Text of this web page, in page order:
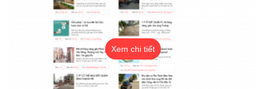
Xem chi tiết